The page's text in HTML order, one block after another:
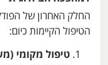
החלק האחרון של
הטיפול הקיימות כיום:
טיפול מקומי